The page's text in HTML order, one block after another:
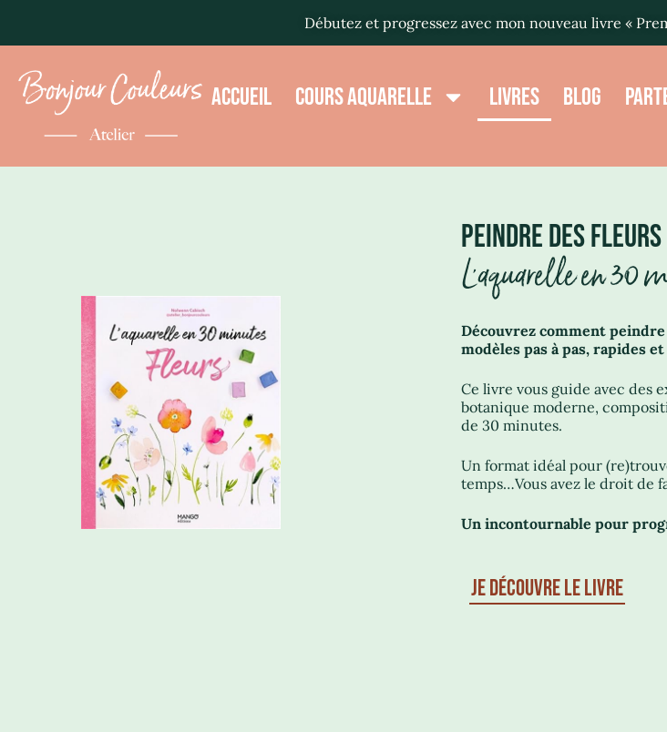
Débutez et progressez avec mon nouveau livre «
ACCUEIL COURS AQUARELLE LIVRES BLOG
PEINDRE DES
L'aquarelle en 30
Découvrez comment
modèles pas à pas, rapides
Ce livre vous guide avec des
botanique moderne,
de 30 minutes.
Un format idéal pour
temps…Vous avez le droit de
Un incontournable pour
JE DÉCOUVRE LE LIVRE